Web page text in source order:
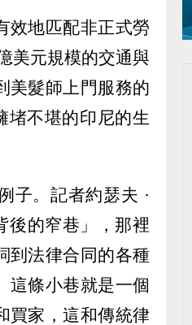
效地匹配非正式勞
美元規模的交通與
美髮師上門服務的
堵不堪的印尼的生
子。記者約瑟夫 ·
後的窄巷」，那裡
到法律合同的各種
這條小巷就是一個
買家，這和傳統律